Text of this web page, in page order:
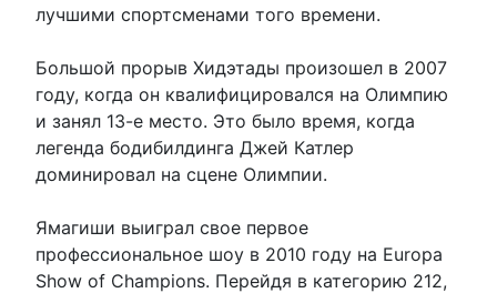
лучшими спортсменами того времени.
Большой прорыв Хидэтады произошел в 2007
году, когда он квалифицировался на Олимпию
и занял 13-е место. Это было время, когда
легенда бодибилдинга Джей Катлер
доминировал на сцене Олимпии.
Ямагиши выиграл свое первое
профессиональное шоу в 2010 году на Europa
Show of Champions. Перейдя в категорию 212,